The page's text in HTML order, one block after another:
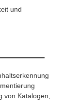
und
von Katalogen,